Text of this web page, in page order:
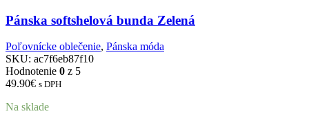
Pánska softshelová bunda Zelená
Poľovnícke oblečenie, Pánska móda
SKU: ac7f6eb87f10
Hodnotenie 0 z 5
49.90€ s DPH
Na sklade